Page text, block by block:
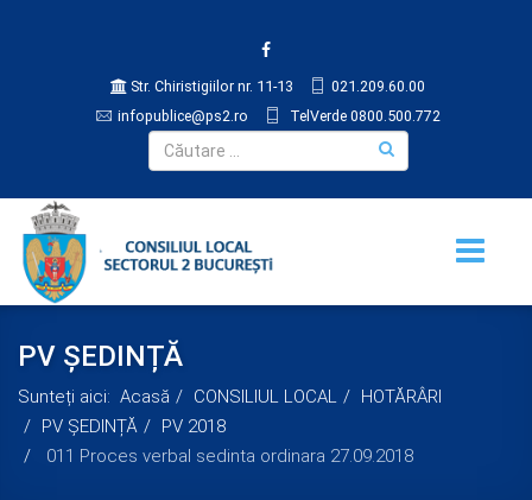
Str. Chiristigiilor nr. 11-13
021.209.60.00
infopublice@ps2.ro
TelVerde 0800.500.772
PV ȘEDINȚĂ
Sunteți aici: Acasă CONSILIUL LOCAL
HOTĂRÂRI
PV ȘEDINȚĂ
PV 2018
011 Proces verbal sedinta ordinara 27.09.2018